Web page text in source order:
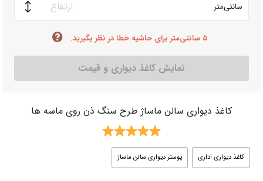
سانتی‌متر
۵ سانتی‌متر برای حاشیه خطا در نظر بگیرید.
نمایش کاغذ دیواری و قیمت
کاغذ دیواری سالن ماساژ طرح سنگ ذن روی ماسه ها
کاغذ دیواری اداری پوستر دیواری سالن ماساژ